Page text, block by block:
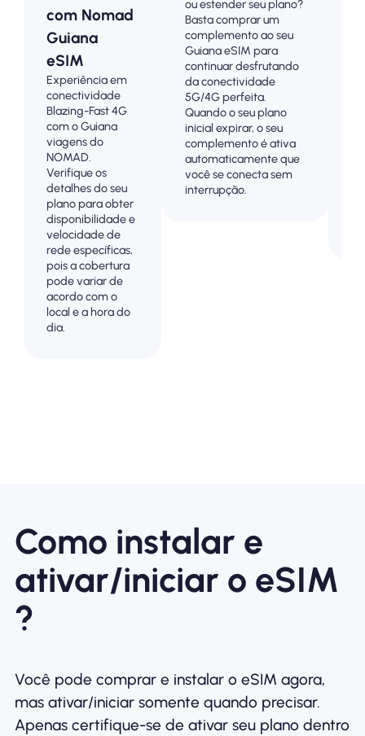
com Nomad
Guiana
eSIM
Experiência em
conectividade
Blazing-Fast 4G
com o Guiana
viagens do
NOMAD.
Verifique os
detalhes do seu
plano para obter
disponibilidade e
velocidade de
rede específicas,
pois a cobertura
pode variar de
acordo com o
local e a hora do
dia.
ou estender seu plano?
Basta comprar um
complemento ao seu
Guiana eSIM para
continuar desfrutando
da conectividade
5G/4G perfeita.
Quando o seu plano
inicial expirar, o seu
complemento é ativa
automaticamente que
você se conecta sem
interrupção.
Como instalar e
ativar/iniciar o eSIM
?
Você pode comprar e instalar o eSIM agora,
mas ativar/iniciar somente quando precisar.
Apenas certifique-se de ativar seu plano dentro